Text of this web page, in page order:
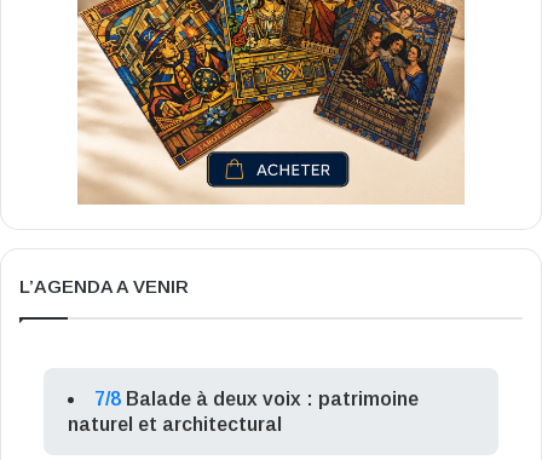
L’AGENDA A VENIR
7/8 Balade à deux voix : patrimoine
naturel et architectural